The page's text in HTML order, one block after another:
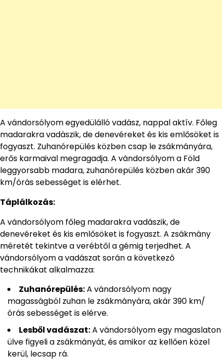
A vándorsólyom egyedülálló vadász, nappal aktív. Főleg
madarakra vadászik, de denevéreket és kis emlősöket is
fogyaszt. Zuhanórepülés közben csap le zsákmányára,
erős karmaival megragadja. A vándorsólyom a Föld
leggyorsabb madara, zuhanórepülés közben akár 390
km/órás sebességet is elérhet.
Táplálkozás:
A vándorsólyom főleg madarakra vadászik, de
denevéreket és kis emlősöket is fogyaszt. A zsákmány
méretét tekintve a verébtől a gémig terjedhet. A
vándorsólyom a vadászat során a következő
technikákat alkalmazza:
Zuhanórepülés:A vándorsólyom nagy
magasságból zuhan le zsákmányára, akár 390 km/
órás sebességet is elérve.
Lesből vadászat:A vándorsólyom egy magaslaton
ülve figyeli a zsákmányát, és amikor az kellően közel
kerül, lecsap rá.